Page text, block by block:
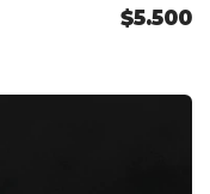
$5.500